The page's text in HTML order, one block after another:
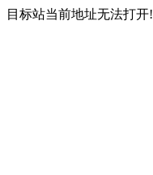
目标站当前地址无法打开!